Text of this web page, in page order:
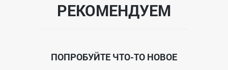
РЕКОМЕНДУЕМ
ПОПРОБУЙТЕ ЧТО-ТО НОВОЕ